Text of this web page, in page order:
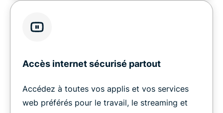
Accès internet sécurisé partout
Accédez à toutes vos applis et vos services
web préférés pour le travail, le streaming et